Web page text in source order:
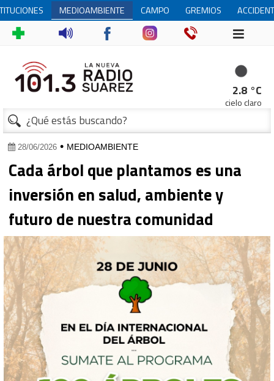
MEDIOAMBIENTE CAMPO GREMIOS
2.8 °C
cielo claro
28/06/2026• MEDIOAMBIENTE
Cada árbol que plantamos es una
inversión en salud, ambiente y
futuro de nuestra comunidad